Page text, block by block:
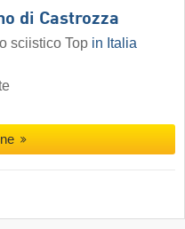
di Castrozza
sciistico Top in Italia